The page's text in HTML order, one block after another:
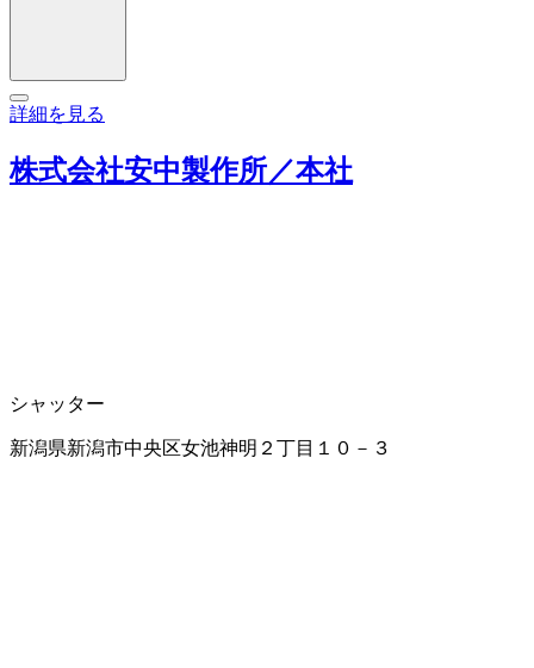
詳細を見る
株式会社安中製作所／本社
シャッター
新潟県新潟市中央区女池神明２丁目１０－３